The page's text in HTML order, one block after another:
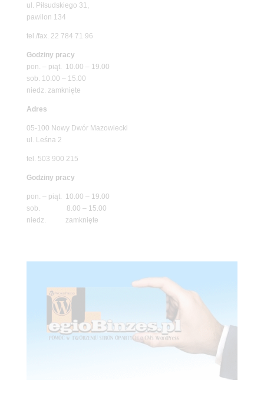
ul. Piłsudskiego 31,
pawilon 134
tel./fax. 22 784 71 96
Godziny pracy
pon. – piąt. 10.00 – 19.00
sob. 10.00 – 15.00
niedz. zamknięte
Adres
05-100 Nowy Dwór Mazowiecki
ul. Leśna 2
tel. 503 900 215
Godziny pracy
pon. – piąt. 10.00 – 19.00
sob. 8.00 – 15.00
niedz. zamknięte